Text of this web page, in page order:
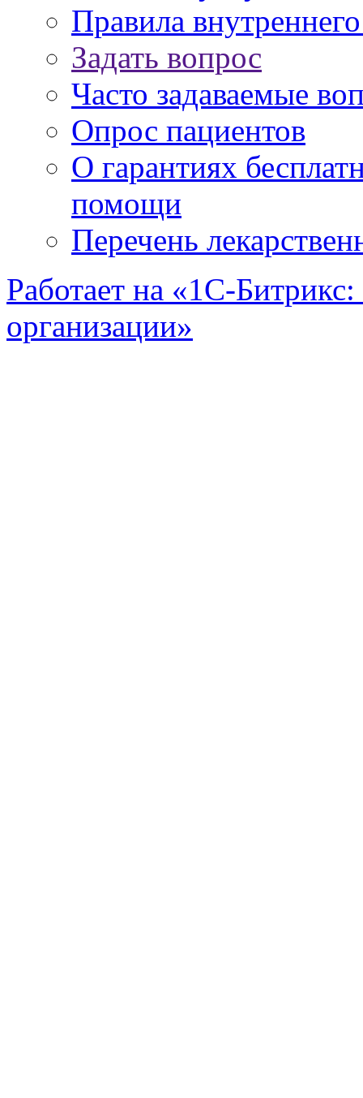
Правила
Задать вопрос
Часто задаваемые
Опрос пациентов
О гарантиях
помощи
Перечень
Работает на «1С-
организации»